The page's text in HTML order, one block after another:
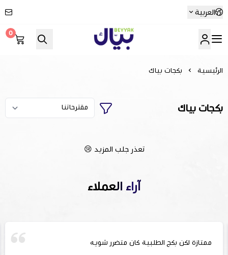
العربية
Beyyak
0
الرئيسية بكجات بياك
بكجات بياك
تعذر جلب المزيد 😢
آراء العملاء
ممتازة لكن بكج الطلبية كان متضرر شويه